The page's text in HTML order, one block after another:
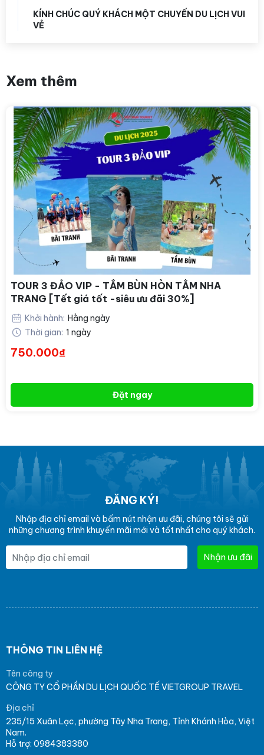
KÍNH CHÚC QUÝ KHÁCH MỘT CHUYẾN DU LỊCH VUI
VẺ
Xem thêm
TOUR 3 ĐẢO VIP - TẮM BÙN HÒN TẰM NHA
TRANG [Tết giá tốt -siêu ưu đãi 30%]
Khởi hành: Hằng ngày
Thời gian: 1 ngày
750.000₫
Đặt ngay
ĐĂNG KÝ!
Nhập địa chỉ email và bấm nút nhận ưu đãi, chúng tôi sẽ gửi
những chương trình khuyến mãi mới và tốt nhất cho quý khách.
Nhận ưu đãi
THÔNG TIN LIÊN HỆ
Tên công ty
CÔNG TY CỔ PHẦN DU LỊCH QUỐC TẾ VIETGROUP TRAVEL
Địa chỉ
235/15 Xuân Lạc, phường Tây Nha Trang, Tỉnh Khánh Hòa, Việt
Nam.
Hỗ trợ: 0984383380